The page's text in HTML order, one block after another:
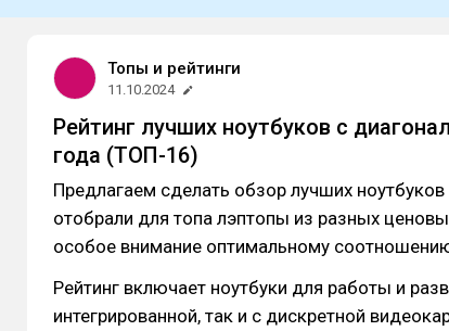
Топы и рейтинги
11.10.2024
Рейтинг лучших ноутбуков с
года (ТОП-16)
Предлагаем сделать обзор лучших
отобрали для топа лэптопы из разных
особое внимание оптимальному
Рейтинг включает ноутбуки для работы и
интегрированной, так и с дискретной